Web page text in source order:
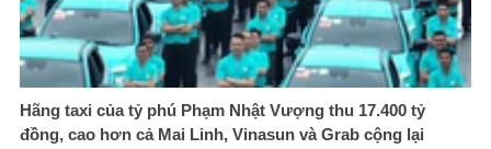
Hãng taxi của tỷ phú Phạm Nhật Vượng thu 17.400 tỷ
đồng, cao hơn cả Mai Linh, Vinasun và Grab cộng lại